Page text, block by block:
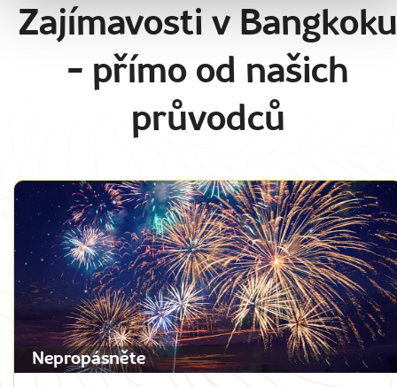
Zajímavosti v Bangkoku
- přímo od našich
průvodců
Nepropásněte